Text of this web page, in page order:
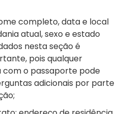
completo, data e local
atual, sexo e estado
nesta seção é
pois qualquer
o passaporte pode
adicionais por parte